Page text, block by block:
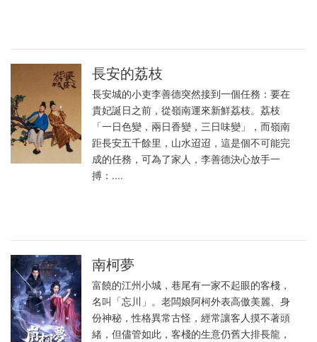
長安的荔枝
長安城的小吏李善德突然接到一個任務：要在
貴妃誕日之前，從嶺南運來新鮮荔枝。荔枝
「一日色變，兩日香變，三日味變」，而嶺南
距長安五千餘里，山水迢迢，這是個不可能完
成的任務，可為了家人，李善德決心放手一
搏：....
南柯夢
富饒的江州小城，巷尾有一家不起眼的客棧，
名叫「忘川」。老闆娘阿柯外表高傲美麗、身
份神秘，性格異常古怪，經常讓客人摸不著頭
緒，但儘管如此，客棧的生意仍舊大排長龍，